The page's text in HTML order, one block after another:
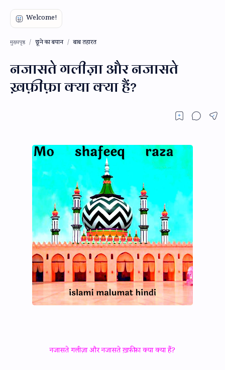
मुख्यपृष्ठ छूने का बयान बाब तहारत
नजासते गलीज़ा और नजासते
ख़फ़ीफ़ा क्या क्या हैं?
नजासते गलीज़ा और नजासते ख़फ़ीफ़ा क्या क्या हैं?